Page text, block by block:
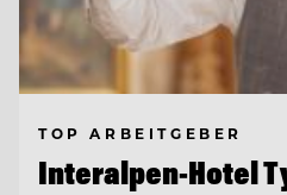
TOP ARBEITGEBER
Interalpen-Hotel